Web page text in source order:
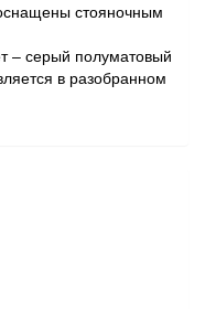
стояночным
– серый полуматовый
в разобранном